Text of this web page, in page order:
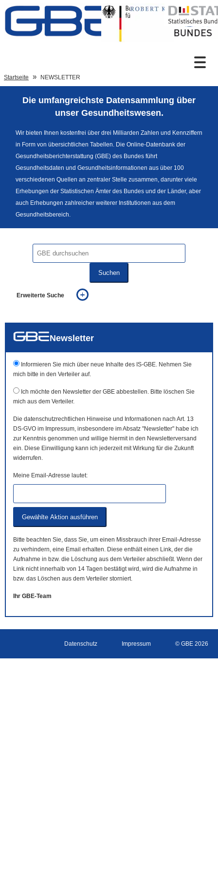
Zum Inhalt
Sprachumschaltung
Fußzeile
Startseite NEWSLETTER
Die umfangreichste Datensammlung über
unser Gesundheitswesen.
Wir bieten Ihnen kostenfrei über drei Milliarden Zahlen und Kennziffern
in Form von übersichtlichen Tabellen. Die Online-Datenbank der
Gesundheitsberichterstattung (GBE) des Bundes führt
Gesundheitsdaten und Gesundheitsinformationen aus über 100
verschiedenen Quellen an zentraler Stelle zusammen, darunter viele
Erhebungen der Statistischen Ämter des Bundes und der Länder, aber
auch Erhebungen zahlreicher weiterer Institutionen aus dem
Gesundheitsbereich.
Suchen
Erweiterte Suche
auch in allen Texten suchen (Volltextsuche)
Newsletter
Informieren Sie mich über neue Inhalte des IS-GBE. Nehmen Sie
mich bitte in den Verteiler auf.
Ich möchte den Newsletter der GBE abbestellen. Bitte löschen Sie
mich aus dem Verteiler.
Die datenschutzrechtlichen Hinweise und Informationen nach Art. 13
DS-GVO im Impressum, insbesondere im Absatz "Newsletter" habe ich
zur Kenntnis genommen und willige hiermit in den Newsletterversand
ein. Diese Einwilligung kann ich jederzeit mit Wirkung für die Zukunft
widerrufen.
Meine Email-Adresse lautet:
Bitte beachten Sie, dass Sie, um einen Missbrauch ihrer Email-Adresse
zu verhindern, eine Email erhalten. Diese enthält einen Link, der die
Aufnahme in bzw. die Löschung aus dem Verteiler abschließt. Wenn der
Link nicht innerhalb von 14 Tagen bestätigt wird, wird die Aufnahme in
bzw. das Löschen aus dem Verteiler storniert.
Ihr GBE-Team
Datenschutz Impressum © GBE 2026